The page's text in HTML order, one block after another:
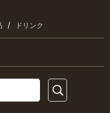
/ ドリンク